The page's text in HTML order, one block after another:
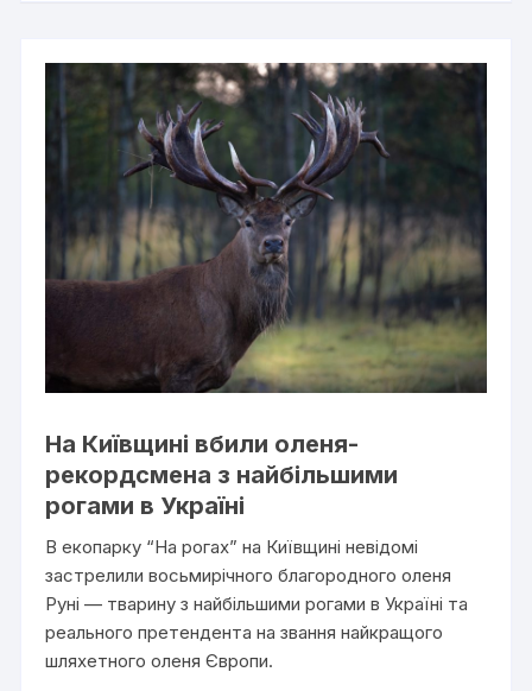
На Київщині вбили оленя-
рекордсмена з найбільшими
рогами в Україні
В екопарку “На рогах” на Київщині невідомі
застрелили восьмирічного благородного оленя
Руні — тварину з найбільшими рогами в Україні та
реального претендента на звання найкращого
шляхетного оленя Європи.